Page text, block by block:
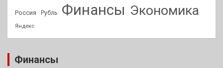
Россия Рубль Финансы Экономика
Яндекс
Финансы